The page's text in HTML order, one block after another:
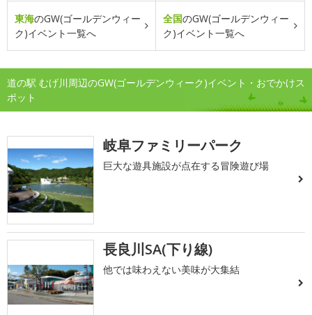
東海のGW(ゴールデンウィー
ク)イベント一覧へ
全国のGW(ゴールデンウィー
ク)イベント一覧へ
道の駅 むげ川周辺のGW(ゴールデンウィーク)イベント・おでかけス
ポット
岐阜ファミリーパーク
巨大な遊具施設が点在する冒険遊び場
長良川SA(下り線)
他では味わえない美味が大集結